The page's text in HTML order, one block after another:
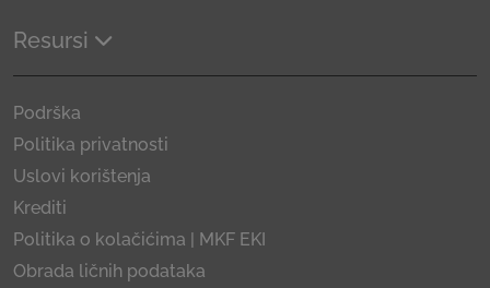
Resursi
Podrška
Politika privatnosti
Uslovi korištenja
Krediti
Politika o kolačićima | MKF EKI
Obrada ličnih podataka